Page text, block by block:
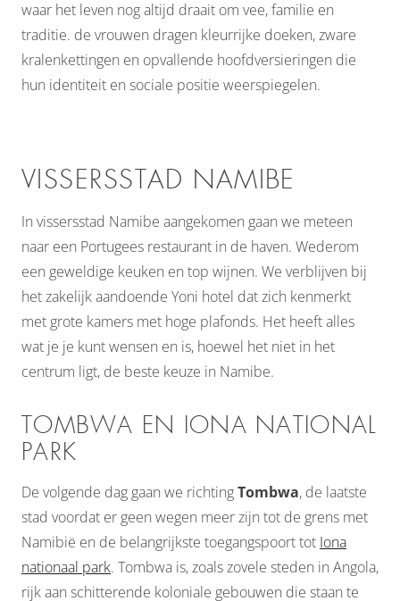
waar het leven nog altijd draait om vee, familie en
traditie. de vrouwen dragen kleurrijke doeken, zware
kralenkettingen en opvallende hoofdversieringen die
hun identiteit en sociale positie weerspiegelen.
VISSERSSTAD NAMIBE
In vissersstad Namibe aangekomen gaan we meteen
naar een Portugees restaurant in de haven. Wederom
een geweldige keuken en top wijnen. We verblijven bij
het zakelijk aandoende Yoni hotel dat zich kenmerkt
met grote kamers met hoge plafonds. Het heeft alles
wat je je kunt wensen en is, hoewel het niet in het
centrum ligt, de beste keuze in Namibe.
TOMBWA EN IONA NATIONAL
PARK
De volgende dag gaan we richtingTombwa, de laatste
stad voordat er geen wegen meer zijn tot de grens met
Namibië en de belangrijkste toegangspoort tot Iona
nationaal park. Tombwa is, zoals zovele steden in Angola,
rijk aan schitterende koloniale gebouwen die staan te